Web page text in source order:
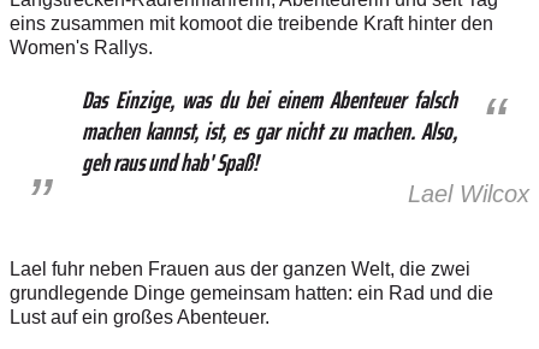
eins zusammen mit komoot die treibende Kraft hinter den
Women's Rallys.
Das Einzige, was du bei einem Abenteuer falsch
machen kannst, ist, es gar nicht zu machen. Also,
geh raus und hab' Spaß!
Lael Wilcox
Lael fuhr neben Frauen aus der ganzen Welt, die zwei
grundlegende Dinge gemeinsam hatten: ein Rad und die
Lust auf ein großes Abenteuer.